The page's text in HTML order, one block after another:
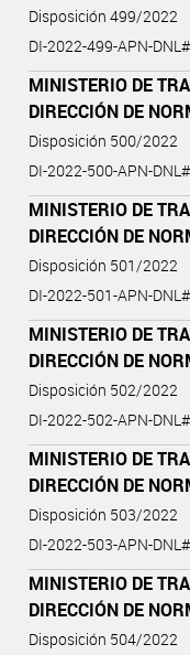
Disposición 499/2022
DI-2022-499-APN-
MINISTERIO DE
DIRECCIÓN DE
Disposición 500/2022
DI-2022-500-APN-
MINISTERIO DE
DIRECCIÓN DE
Disposición 501/2022
DI-2022-501-APN-
MINISTERIO DE
DIRECCIÓN DE
Disposición 502/2022
DI-2022-502-APN-
MINISTERIO DE
DIRECCIÓN DE
Disposición 503/2022
DI-2022-503-APN-
MINISTERIO DE
DIRECCIÓN DE
Disposición 504/2022